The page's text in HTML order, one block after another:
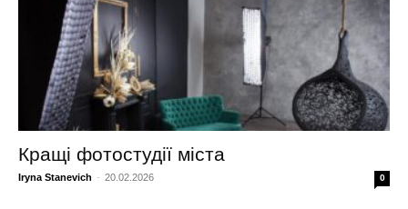
Кращі фотостудії міста
Iryna Stanevich - 20.02.2026 0